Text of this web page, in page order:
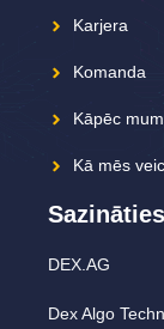
Karjera
Komanda
Kāpēc
Kā mēs
Sazināties
DEX.AG
Dex Algo